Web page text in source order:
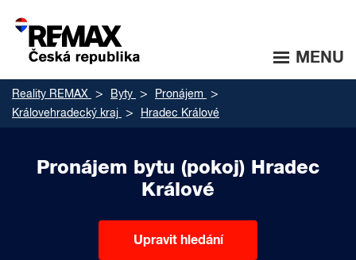
MENU
Reality REMAX Byty
Pronájem
Královehradecký kraj
Hradec Králové
Pronájem bytu (pokoj) Hradec
Králové
Upravit hledání